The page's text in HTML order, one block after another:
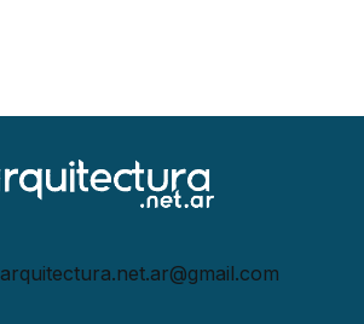
arquitectura.net.ar@gmail.com